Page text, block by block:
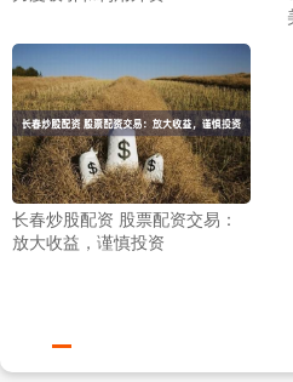
长春炒股配资 股票配资交易：
放大收益，谨慎投资